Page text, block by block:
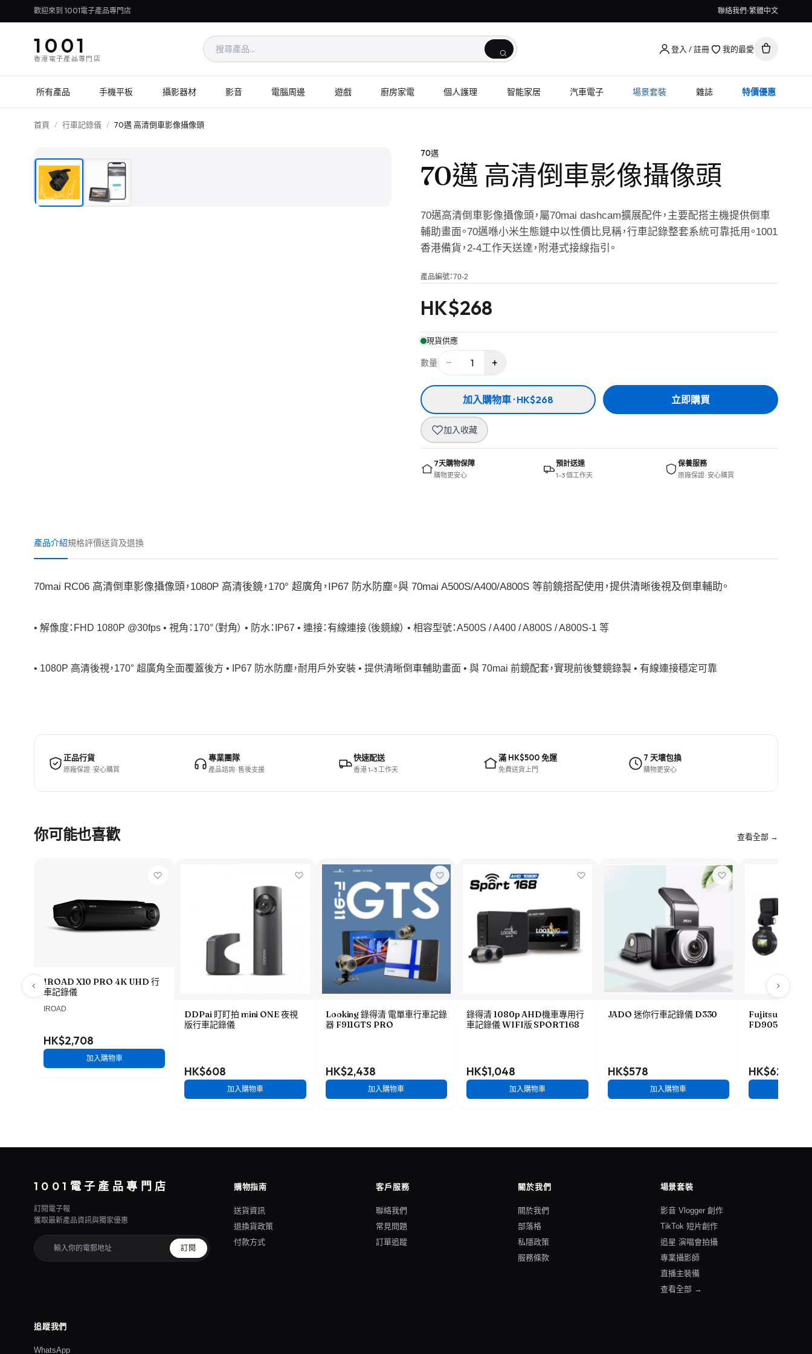
歡迎來到 1001電子產品專門店 聯絡我們 繁體中文
1001
香港電子產品專門店
登入 / 註冊 我的最愛
所有產品 手機平板 攝影器材 影音 電腦周邊 遊戲 廚房家電 個人護理 智能家居 汽車電子 場景套裝 雜誌 特價優惠
首頁 / 行車記錄儀 / 70邁 高清倒車影像攝像頭
70邁
70邁 高清倒車影像攝像頭
70邁高清倒車影像攝像頭，屬70mai dashcam擴展配件，主要配搭主機提供倒車
輔助畫面。70邁喺小米生態鏈中以性價比見稱，行車記錄整套系統可靠抵用。1001
香港備貨，2-4工作天送達，附港式接線指引。
產品編號：70-2
HK$268
現貨供應
數量 − 1 +
加入購物車 · HK$268 立即購買
加入收藏
7天購物保障
購物更安心
預計送達
1–3 個工作天
保養服務
原廠保證 · 安心購買
產品介紹規格評價送貨及退換
70mai RC06 高清倒車影像攝像頭，1080P 高清後鏡，170° 超廣角，IP67 防水防塵。與 70mai A500S/A400/A800S 等前鏡搭配使用，提供清晰後視及倒車輔助。
• 解像度：FHD 1080P @30fps • 視角：170°（對角） • 防水：IP67 • 連接：有線連接（後鏡線） • 相容型號：A500S / A400 / A800S / A800S-1 等
• 1080P 高清後視，170° 超廣角全面覆蓋後方 • IP67 防水防塵，耐用戶外安裝 • 提供清晰倒車輔助畫面 • 與 70mai 前鏡配套，實現前後雙鏡錄製 • 有線連接穩定可靠
正品行貨
原廠保證 · 安心購買
專業團隊
產品諮詢 · 售後支援
快速配送
香港 1–3 工作天
滿 HK$500 免運
免費送貨上門
7 天壞包換
購物更安心
你可能也喜歡 查看全部 →
IROAD X10 PRO 4K UHD 行
車記錄儀
IROAD
HK$2,708
加入購物車
DDPai 盯盯拍 mini ONE 夜視
版行車記錄儀
HK$608
加入購物車
Looking 錄得清 電單車行車記錄
器 F911GTS PRO
HK$2,438
加入購物車
錄得清 1080p AHD機車專用行
車記錄儀 WIFI版 SPORT168
HK$1,048
加入購物車
JADO 迷你行車記錄儀 D330
HK$578
加入購物車
Fujitsu 全高清
FD905
HK$628
1001電子產品專門店
訂閱電子報
獲取最新產品資訊與獨家優惠
訂閱
購物指南
送貨資訊
退換貨政策
付款方式
客戶服務
聯絡我們
常見問題
訂單追蹤
關於我們
關於我們
部落格
私隱政策
服務條款
場景套裝
影音 Vlogger 創作
TikTok 短片創作
追星 演唱會拍攝
專業攝影師
直播主裝備
查看全部 →
追蹤我們
WhatsApp